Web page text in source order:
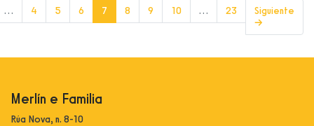
… 4 5 6 7 (current)
8 9 10 … 23
Siguiente
→
Merlín e Familia
Rúa Nova, n. 8-10